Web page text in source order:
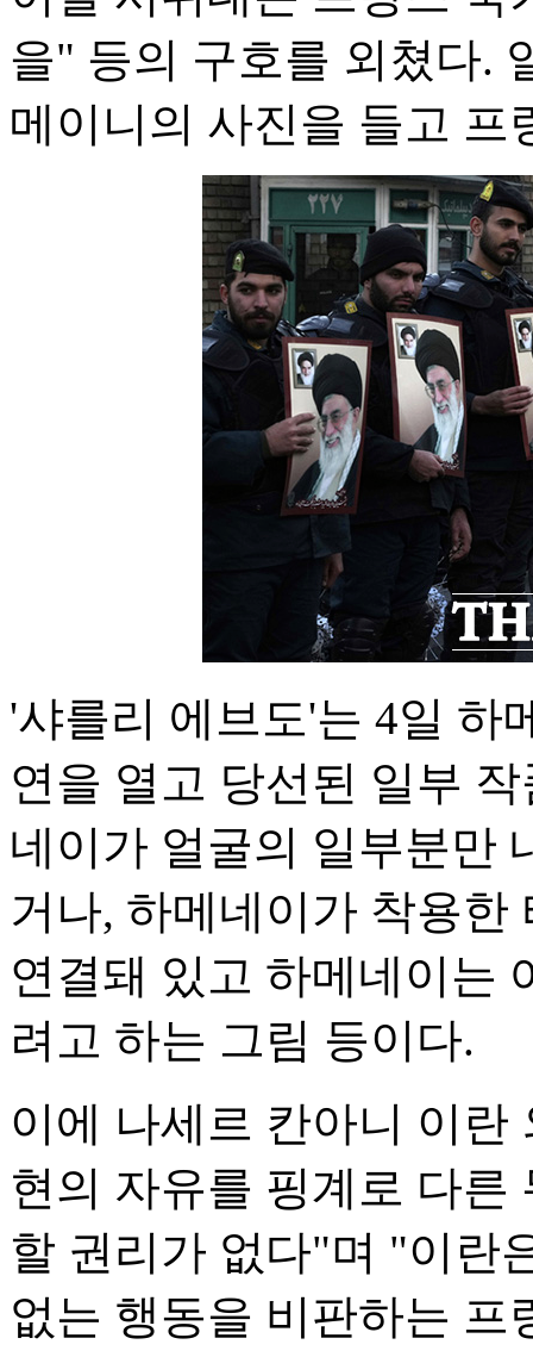
을" 등의 구호를 외쳤다.
메이니의 사진을 들고 프
'샤를리 에브도'는 4일 하
연을 열고 당선된 일부
네이가 얼굴의 일부분만
거나, 하메네이가 착용한
연결돼 있고 하메네이는
려고 하는 그림 등이다.
이에 나세르 칸아니 이
현의 자유를 핑계로 다른
할 권리가 없다"며 "이란
없는 행동을 비판하는 프